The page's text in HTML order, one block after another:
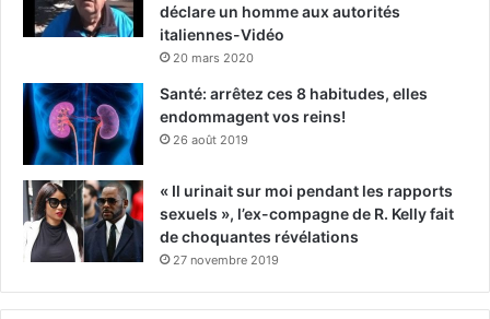
déclare un homme aux autorités
italiennes-Vidéo
20 mars 2020
Santé: arrêtez ces 8 habitudes, elles
endommagent vos reins!
26 août 2019
« Il urinait sur moi pendant les rapports
sexuels », l’ex-compagne de R. Kelly fait
de choquantes révélations
27 novembre 2019